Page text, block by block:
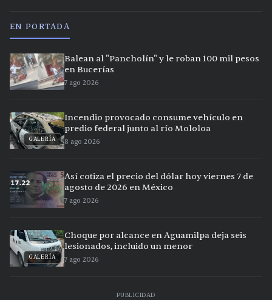
EN PORTADA
Balean al "Pancholín" y le roban 100 mil pesos
en Bucerías
7 ago 2026
GALERÍA
Incendio provocado consume vehículo en
predio federal junto al río Mololoa
8 ago 2026
Así cotiza el precio del dólar hoy viernes 7 de
agosto de 2026 en México
7 ago 2026
GALERÍA
Choque por alcance en Aguamilpa deja seis
lesionados, incluido un menor
7 ago 2026
PUBLICIDAD